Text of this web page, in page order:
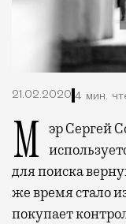
21.02.2020 4 мин.
Мэр Сергей Собянин рассказал о том, как
для поиска
же время стало
покупает